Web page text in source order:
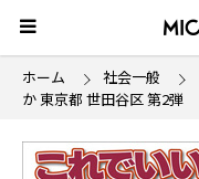
ホーム 社会一般
か 東京都 世田谷区 第2弾